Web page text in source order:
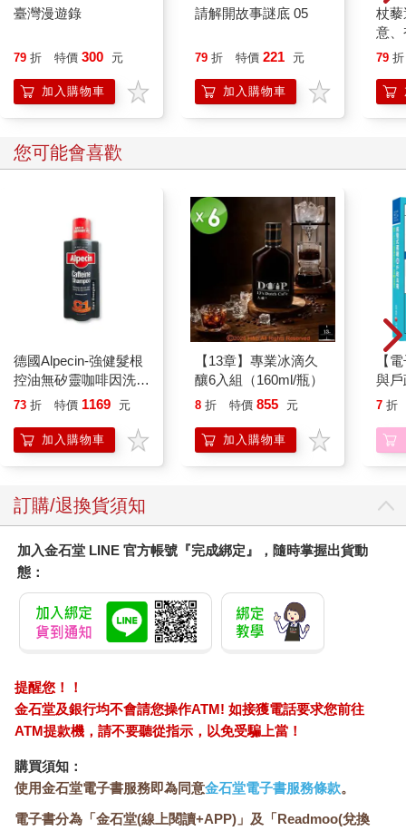
臺灣漫遊錄
79 折 特價 300 元
加入購物車
請解開故事謎底 05
79 折 特價 221 元
加入購物車
杖
意
恭
79 折
您可能會喜歡
德國Alpecin-強健髮根
控油無矽靈咖啡因洗髮
凝露375ml/瓶-C1強健
調理頭皮洗髮液/0矽靈
滋潤洗頭髮水/一般髮
73 折 特價 1169 元
加入購物車
【13章】專業冰滴久
釀6入組（160ml/瓶）
8 折 特價 855 元
加入購物車
【
與
7 折
訂購/退換貨須知
加入金石堂 LINE 官方帳號『完成綁定』，隨時掌握出貨動
態：
提醒您！！
金石堂及銀行均不會請您操作ATM! 如接獲電話要求您前往
ATM提款機，請不要聽從指示，以免受騙上當！
購買須知：
使用金石堂電子書服務即為同意金石堂電子書服務條款。
電子書分為「金石堂(線上閱讀+APP)」及「Readmoo(兌換